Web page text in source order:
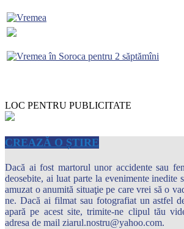
LOC PENTRU PUBLICITATE
CREAZĂ O ȘTIRE
Dacă ai fost martorul unor accidente sau
deosebite, ai luat parte la evenimente inedite
amuzat o anumită situaţie pe care vrei să o
ne. Dacă ai filmat sau fotografiat un astfel
apară pe acest site, trimite-ne clipul tău
adresa de mail ziarul.nostru@yahoo.com.